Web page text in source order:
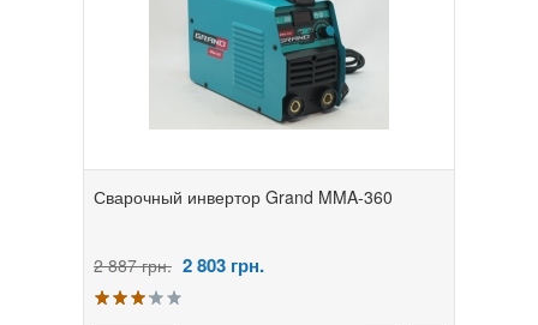
Сварочный инвертор Grand MMA-360
2 887 грн. 2 803 грн.